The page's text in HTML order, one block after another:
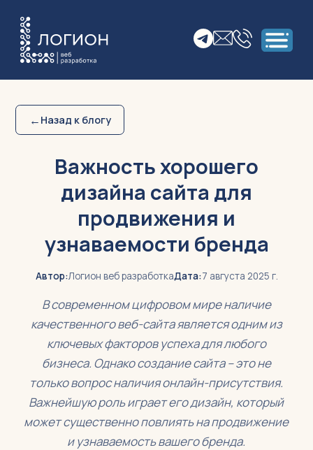
← Назад к блогу
Важность хорошего
дизайна сайта для
продвижения и
узнаваемости бренда
Автор:Логион веб разработкаДата:7 августа 2025 г.
В современном цифровом мире наличие
качественного веб-сайта является одним из
ключевых факторов успеха для любого
бизнеса. Однако создание сайта – это не
только вопрос наличия онлайн-присутствия.
Важнейшую роль играет его дизайн, который
может существенно повлиять на продвижение
и узнаваемость вашего бренда.